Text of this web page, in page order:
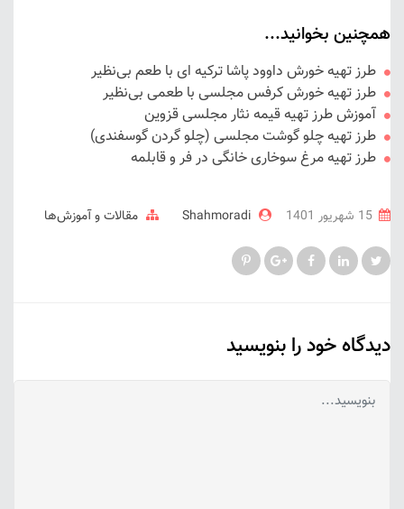
همچنین بخوانید...
طرز تهیه خورش داوود پاشا ترکیه ای با طعم بی‌نظیر
طرز تهیه خورش کرفس مجلسی با طعمی بی‌نظیر
آموزش طرز تهیه قیمه نثار مجلسی قزوین
طرز تهیه چلو گوشت مجلسی (چلو گردن گوسفندی)
طرز تهیه مرغ سوخاری خانگی در فر و قابلمه
Shahmoradi مقالات و آموزش‌ها
دیدگاه خود را بنویسید